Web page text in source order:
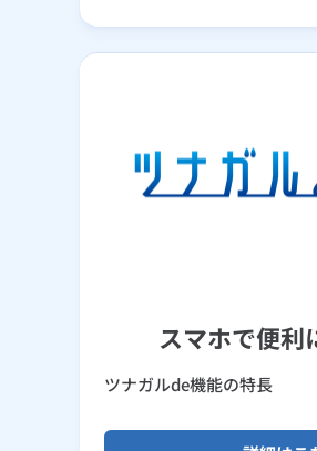
スマホで便利
ツナガルde機能の特長